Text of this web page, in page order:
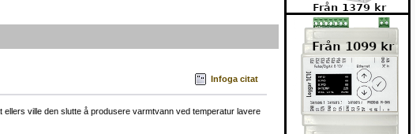
Infoga citat
ville den slutte å produsere varmtvann ved temperatur lavere